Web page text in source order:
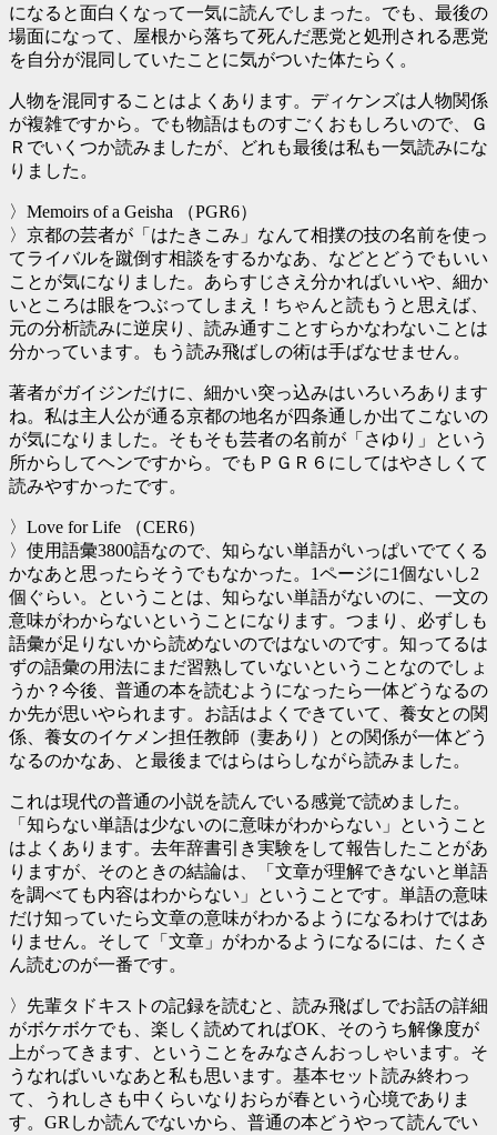
になると面白くなって一気に読んでしまった。でも、最後の
場面になって、屋根から落ちて死んだ悪党と処刑される悪党
を自分が混同していたことに気がついた体たらく。
人物を混同することはよくあります。ディケンズは人物関係
が複雑ですから。でも物語はものすごくおもしろいので、Ｇ
Ｒでいくつか読みましたが、どれも最後は私も一気読みにな
りました。
〉Memoirs of a Geisha （PGR6）
〉京都の芸者が「はたきこみ」なんて相撲の技の名前を使っ
てライバルを蹴倒す相談をするかなあ、などとどうでもいい
ことが気になりました。あらすじさえ分かればいいや、細か
いところは眼をつぶってしまえ！ちゃんと読もうと思えば、
元の分析読みに逆戻り、読み通すことすらかなわないことは
分かっています。もう読み飛ばしの術は手ばなせません。
著者がガイジンだけに、細かい突っ込みはいろいろあります
ね。私は主人公が通る京都の地名が四条通しか出てこないの
が気になりました。そもそも芸者の名前が「さゆり」という
所からしてヘンですから。でもＰＧＲ６にしてはやさしくて
読みやすかったです。
〉Love for Life （CER6）
〉使用語彙3800語なので、知らない単語がいっぱいでてくる
かなあと思ったらそうでもなかった。1ページに1個ないし2
個ぐらい。ということは、知らない単語がないのに、一文の
意味がわからないということになります。つまり、必ずしも
語彙が足りないから読めないのではないのです。知ってるは
ずの語彙の用法にまだ習熟していないということなのでしょ
うか？今後、普通の本を読むようになったら一体どうなるの
か先が思いやられます。お話はよくできていて、養女との関
係、養女のイケメン担任教師（妻あり）との関係が一体どう
なるのかなあ、と最後まではらはらしながら読みました。
これは現代の普通の小説を読んでいる感覚で読めました。
「知らない単語は少ないのに意味がわからない」ということ
はよくあります。去年辞書引き実験をして報告したことがあ
りますが、そのときの結論は、「文章が理解できないと単語
を調べても内容はわからない」ということです。単語の意味
だけ知っていたら文章の意味がわかるようになるわけではあ
りません。そして「文章」がわかるようになるには、たくさ
ん読むのが一番です。
〉先輩タドキストの記録を読むと、読み飛ばしでお話の詳細
がボケボケでも、楽しく読めてればOK、そのうち解像度が
上がってきます、ということをみなさんおっしゃいます。そ
うなればいいなあと私も思います。基本セット読み終わっ
て、うれしさも中くらいなりおらが春という心境でありま
す。GRしか読んでないから、普通の本どうやって読んでい